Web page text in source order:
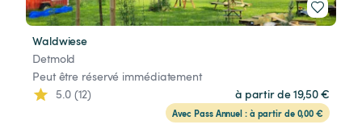
Waldwiese
Detmold
Peut être réservé immédiatement
5.0 (12)
à partir de 19,50 €
Avec Pass Annuel : à partir de 0,00 €